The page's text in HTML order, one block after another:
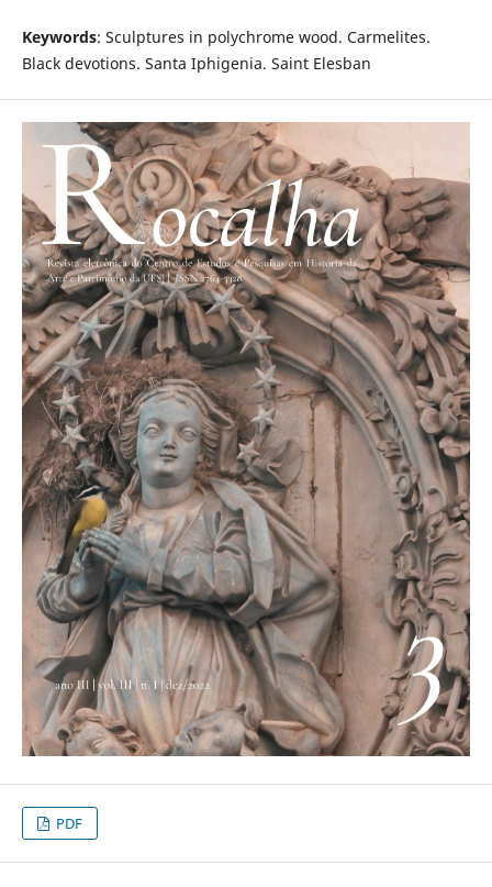
Keywords: Sculptures in polychrome wood. Carmelites.
Black devotions. Santa Iphigenia. Saint Elesban
PDF